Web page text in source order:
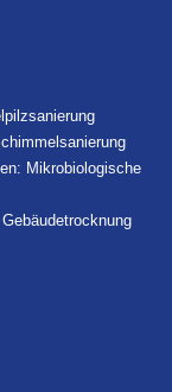
Mikrobiologische